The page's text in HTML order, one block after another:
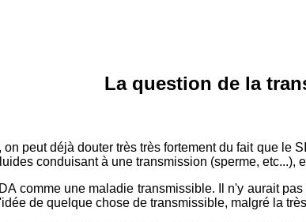
La question de la
peut déjà douter très très fortement du fait que
conduisant à une transmission (sperme, etc...),
comme une maladie transmissible. Il n'y aurait
de quelque chose de transmissible, malgré la